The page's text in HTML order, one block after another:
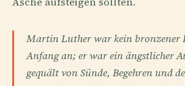
Martin Luther war kein bronzener
Anfang an; er war ein ängstlicher
gequält von Sünde, Begehren und